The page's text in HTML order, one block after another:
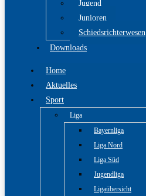
Jugend
Junioren
Schiedsrichterwesen
Downloads
Home
Aktuelles
Sport
Liga
Bayernliga
Liga Nord
Liga Süd
Jugendliga
Ligaübersicht